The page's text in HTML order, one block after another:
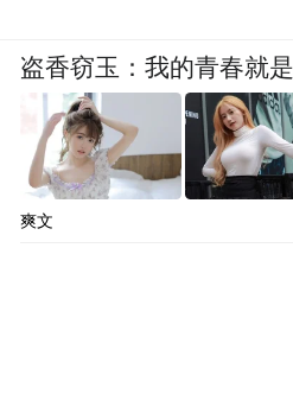
盗香窃玉：我的青春就
爽文